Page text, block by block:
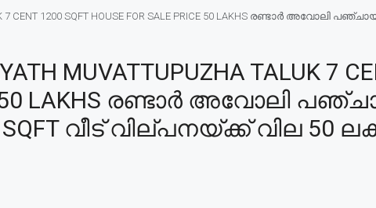
7 CENT 1200 SQFT HOUSE FOR SALE PRICE 50 LAKHS രണ്ടാർ
MUVATTUPUZHA TALUK 7
50 LAKHS രണ്ടാർ അവോലി
വീട് വില്പനയ്ക്ക് വില 50